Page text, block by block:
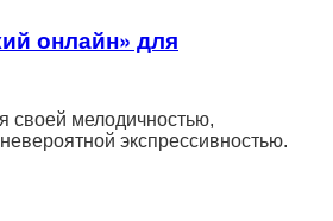
онлайн» для
своей мелодичностью,
экспрессивностью.